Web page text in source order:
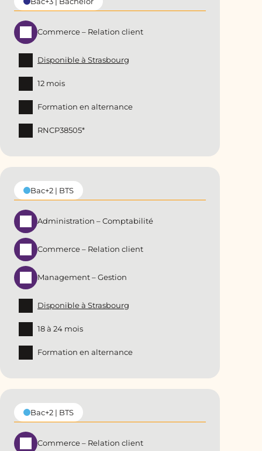
Commerce – Relation client
Disponible à Strasbourg
12 mois
Formation en alternance
RNCP38505*
Bac+2 | BTS
Administration – Comptabilité
Commerce – Relation client
Management – Gestion
Disponible à Strasbourg
18 à 24 mois
Formation en alternance
Bac+2 | BTS
Commerce – Relation client